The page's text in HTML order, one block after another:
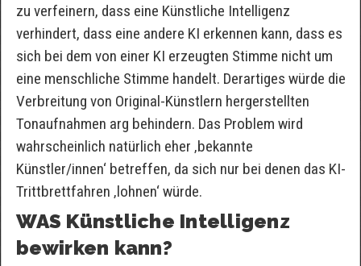
zu verfeinern, dass eine Künstliche Intelligenz
verhindert, dass eine andere KI erkennen kann, dass es
sich bei dem von einer KI erzeugten Stimme nicht um
eine menschliche Stimme handelt. Derartiges würde die
Verbreitung von Original-Künstlern hergerstellten
Tonaufnahmen arg behindern. Das Problem wird
wahrscheinlich natürlich eher ‚bekannte
Künstler/innen‘ betreffen, da sich nur bei denen das KI-
Trittbrettfahren ‚lohnen‘ würde.
WAS Künstliche Intelligenz
bewirken kann?